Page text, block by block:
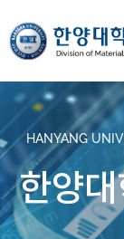
HANYANG
한양